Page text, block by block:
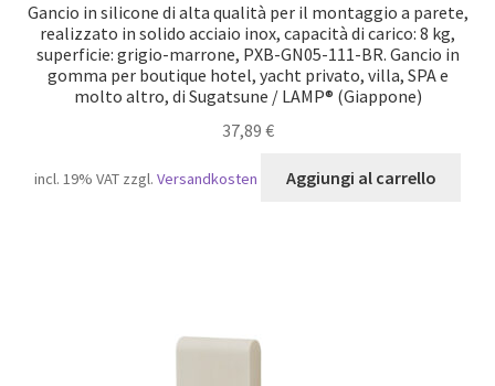
Gancio in silicone di alta qualità per il montaggio a parete,
realizzato in solido acciaio inox, capacità di carico: 8 kg,
superficie: grigio-marrone, PXB-GN05-111-BR. Gancio in
gomma per boutique hotel, yacht privato, villa, SPA e
molto altro, di Sugatsune / LAMP® (Giappone)
37,89 €
incl. 19% VAT zzgl. Versandkosten Aggiungi al carrello